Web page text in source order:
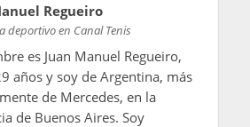
Regueiro
deportivo en Canal Tenis
es Juan Manuel Regueiro,
años y soy de Argentina, más
de Mercedes, en la
de Buenos Aires. Soy